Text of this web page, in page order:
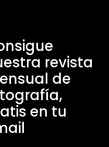
revista
de
en tu